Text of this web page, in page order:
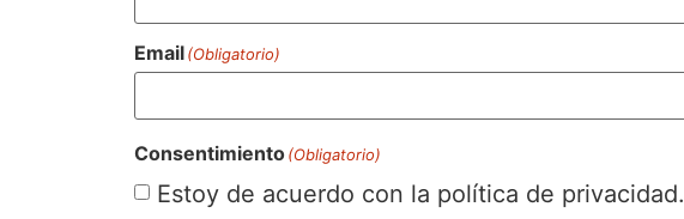
Email (Obligatorio)
Consentimiento (Obligatorio)
Estoy de acuerdo con la política de privacidad.